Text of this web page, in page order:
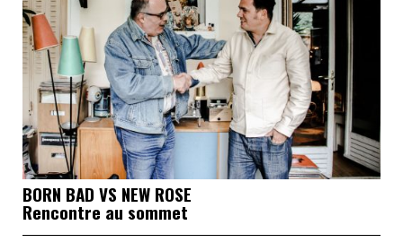
BORN BAD VS NEW ROSE
Rencontre au sommet